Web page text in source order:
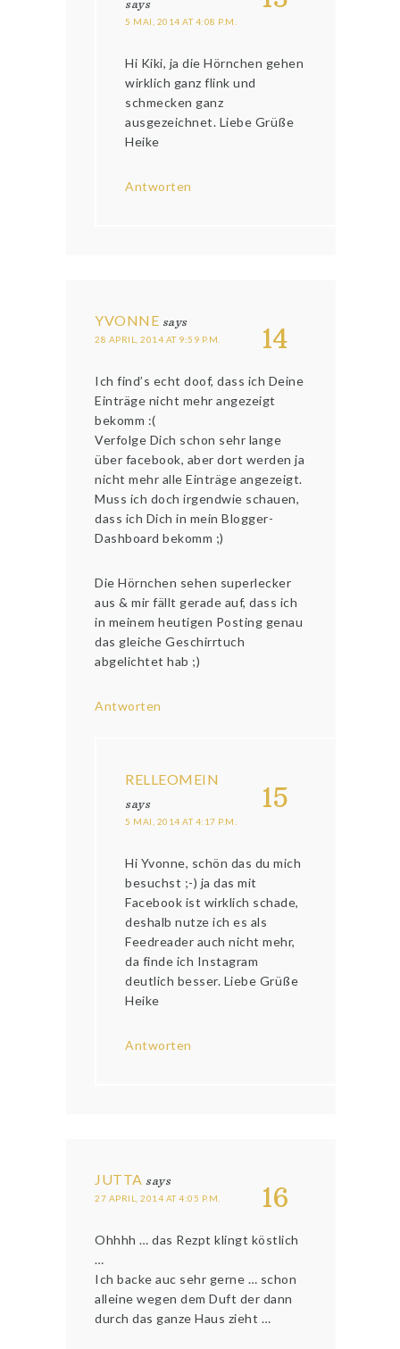
says
5 MAI, 2014 AT 4:08 P.M.
Hi Kiki, ja die Hörnchen gehen
wirklich ganz flink und
schmecken ganz
ausgezeichnet. Liebe Grüße
Heike
Antworten
14
YVONNE says
28 APRIL, 2014 AT 9:59 P.M.
Ich find’s echt doof, dass ich Deine
Einträge nicht mehr angezeigt
bekomm :(
Verfolge Dich schon sehr lange
über facebook, aber dort werden ja
nicht mehr alle Einträge angezeigt.
Muss ich doch irgendwie schauen,
dass ich Dich in mein Blogger-
Dashboard bekomm ;)
Die Hörnchen sehen superlecker
aus & mir fällt gerade auf, dass ich
in meinem heutigen Posting genau
das gleiche Geschirrtuch
abgelichtet hab ;)
Antworten
15
RELLEOMEIN
says
5 MAI, 2014 AT 4:17 P.M.
Hi Yvonne, schön das du mich
besuchst ;-) ja das mit
Facebook ist wirklich schade,
deshalb nutze ich es als
Feedreader auch nicht mehr,
da finde ich Instagram
deutlich besser. Liebe Grüße
Heike
Antworten
16
JUTTA says
27 APRIL, 2014 AT 4:05 P.M.
Ohhhh … das Rezpt klingt köstlich
…
Ich backe auc sehr gerne … schon
alleine wegen dem Duft der dann
durch das ganze Haus zieht …